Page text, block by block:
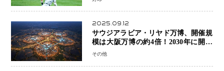
2025.09.12
サウジアラビア・リヤド万博、開催規
模は大阪万博の約4倍！2030年に開幕
予定
その他